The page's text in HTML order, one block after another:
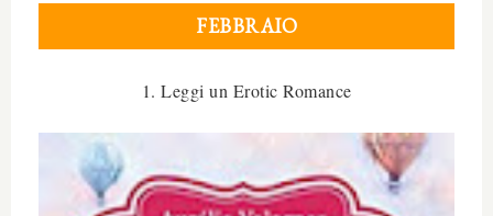
FEBBRAIO
1. Leggi un Erotic Romance